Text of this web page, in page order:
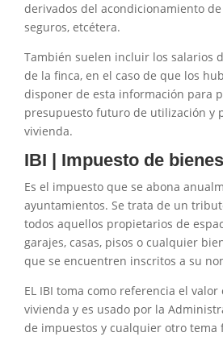
derivados del acondicionamiento de
seguros, etcétera.
También suelen incluir los salarios
de la finca, en el caso de que los
disponer de esta información para
presupuesto futuro de utilización y
vivienda.
IBI | Impuesto de
Es el impuesto que se abona
ayuntamientos. Se trata de un
todos aquellos propietarios de
garajes, casas, pisos o cualquier
que se encuentren inscritos a su
EL IBI toma como referencia el
vivienda y es usado por la
de impuestos y cualquier otro tema